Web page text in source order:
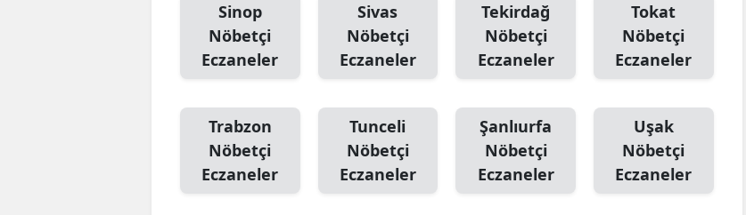
Sinop
Nöbetçi
Eczaneler
Sivas
Nöbetçi
Eczaneler
Tekirdağ
Nöbetçi
Eczaneler
Tokat
Nöbetçi
Eczaneler
Trabzon
Nöbetçi
Eczaneler
Tunceli
Nöbetçi
Eczaneler
Şanlıurfa
Nöbetçi
Eczaneler
Uşak
Nöbetçi
Eczaneler